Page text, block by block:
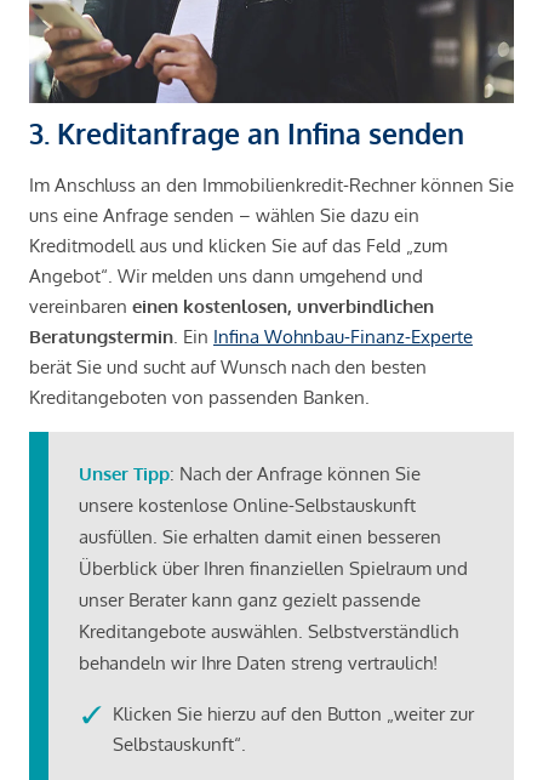
3. Kreditanfrage an Infina senden
Im Anschluss an den Immobilienkredit-Rechner können Sie
uns eine Anfrage senden – wählen Sie dazu ein
Kreditmodell aus und klicken Sie auf das Feld „zum
Angebot“. Wir melden uns dann umgehend und
vereinbaren einen kostenlosen, unverbindlichen
Beratungstermin . Ein Infina Wohnbau-Finanz-Experte
berät Sie und sucht auf Wunsch nach den besten
Kreditangeboten von passenden Banken.
Unser Tipp: Nach der Anfrage können Sie
unsere kostenlose Online-Selbstauskunft
ausfüllen. Sie erhalten damit einen besseren
Überblick über Ihren finanziellen Spielraum und
unser Berater kann ganz gezielt passende
Kreditangebote auswählen. Selbstverständlich
behandeln wir Ihre Daten streng vertraulich!
Klicken Sie hierzu auf den Button „weiter zur
Selbstauskunft“.